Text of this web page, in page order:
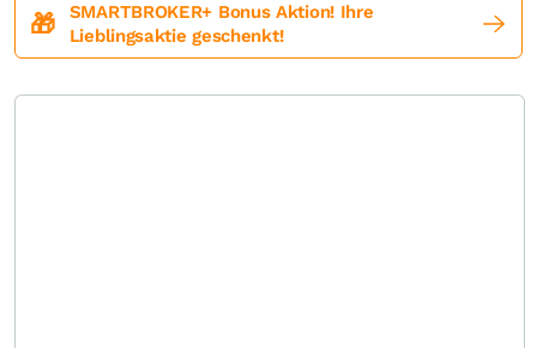
🎁
SMARTBROKER+ Bonus Aktion! Ihre
Lieblingsaktie geschenkt!